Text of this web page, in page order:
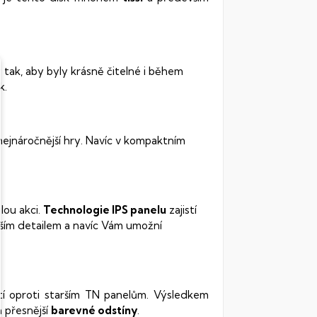
aby byly krásně čitelné i během
hry. Navíc v kompaktním
akci. Technologie IPS panelu zajistí
detailem a navíc Vám umožní
starším TN panelům. Výsledkem
a přesnější barevné odstíny.